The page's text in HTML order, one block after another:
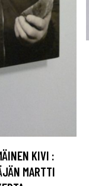
KIVI :
MARTTI